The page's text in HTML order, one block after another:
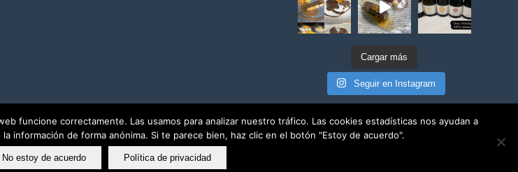
Cargar más
Seguir en Instagram
funcione correctamente. Las usamos para analizar nuestro tráfico. Las cookies estadísticas nos ayudan a
información de forma anónima. Si te parece bien, haz clic en el botón "Estoy de acuerdo".
No estoy de acuerdo Política de privacidad